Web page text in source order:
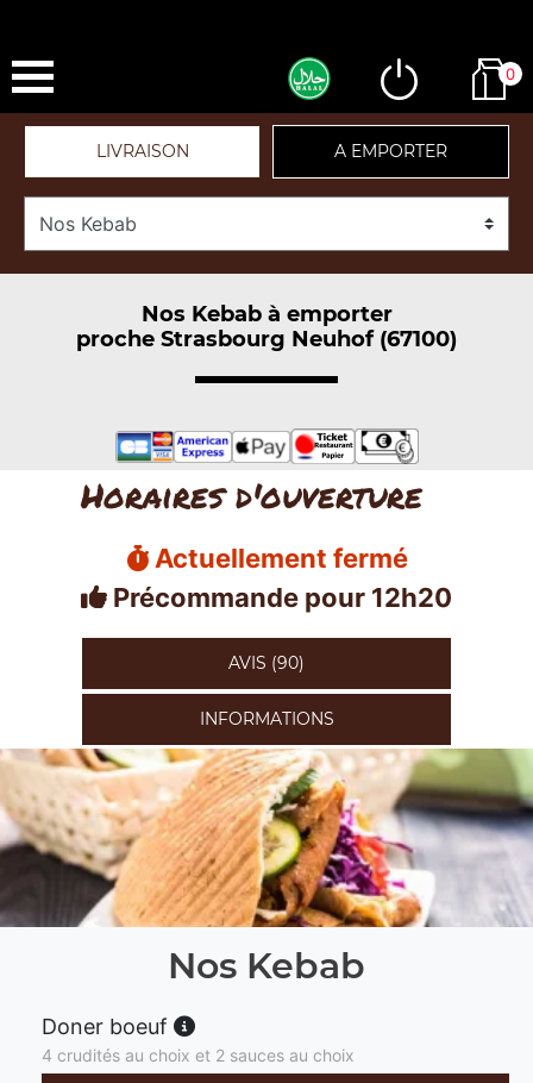
0
LIVRAISON A EMPORTER
Nos Kebab à emporter
proche Strasbourg Neuhof (67100)
Horaires d'ouverture
Actuellement fermé
Précommande pour 12h20
AVIS (90)
INFORMATIONS
Nos Kebab
Doner boeuf
4 crudités au choix et 2 sauces au choix